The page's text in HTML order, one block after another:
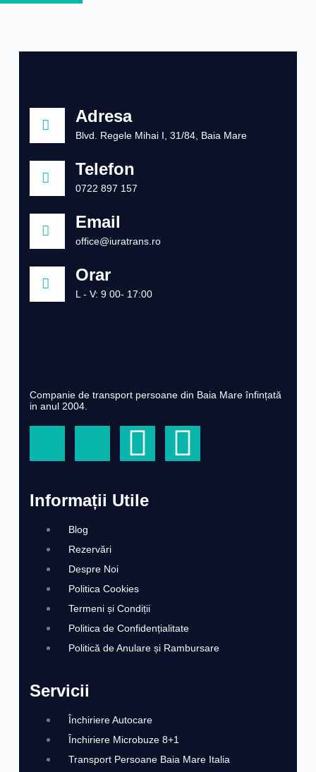
Adresa
Blvd. Regele Mihai I, 31/84, Baia Mare
Telefon
0722 897 157
Email
office@iuratrans.ro
Orar
L - V: 9 00- 17:00
Companie de transport persoane din Baia Mare înfințată
in anul 2004.
Informații Utile
Blog
Rezervări
Despre Noi
Politica Cookies
Termeni și Condiții
Politica de Confidențialitate
Politică de Anulare și Rambursare
Servicii
Închiriere Autocare
Închiriere Microbuze 8+1
Transport Persoane Baia Mare Italia​​